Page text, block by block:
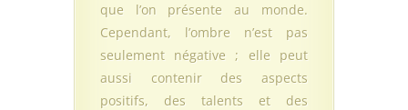
que l’on présente au monde.
Cependant, l’ombre n’est pas
seulement négative ; elle peut
aussi contenir des aspects
positifs, des talents et des